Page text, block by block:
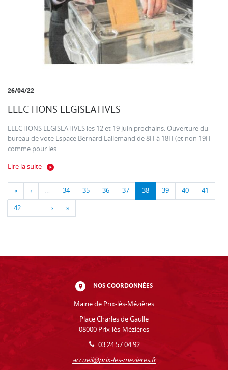
26/04/22
ELECTIONS LEGISLATIVES
ELECTIONS LEGISLATIVES les 12 et 19 juin prochains. Ouverture du
bureau de vote Espace Bernard Lallemand de 8H à 18H (et non 19H
comme pour les...
Lire la suite
« ‹ … 34 35 36 37 38 39 40 41
42 … › »
NOS COORDONNÉES
Mairie de Prix-lès-Mézières
Place Charles de Gaulle
08000 Prix-lès-Mézières
03 24 57 04 92
accueil@prix-les-mezieres.fr